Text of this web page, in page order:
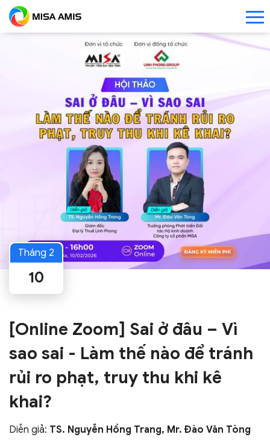
Tháng 2
10
[Online Zoom] Sai ở đâu – Vì
sao sai - Làm thế nào để tránh
rủi ro phạt, truy thu khi kê
khai?
Diễn giả: TS. Nguyễn Hồng Trang, Mr. Đào Văn Tòng